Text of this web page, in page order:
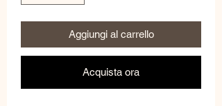
Aggiungi al carrello
Acquista ora